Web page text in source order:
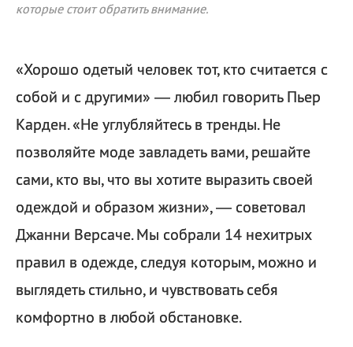
которые стоит обратить внимание.
«Хорошо одетый человек тот, кто считается с
собой и с другими» — любил говорить Пьер
Карден. «Не углубляйтесь в тренды. Не
позволяйте моде завладеть вами, решайте
сами, кто вы, что вы хотите выразить своей
одеждой и образом жизни», — советовал
Джанни Версаче. Мы собрали 14 нехитрых
правил в одежде, следуя которым, можно и
выглядеть стильно, и чувствовать себя
комфортно в любой обстановке.